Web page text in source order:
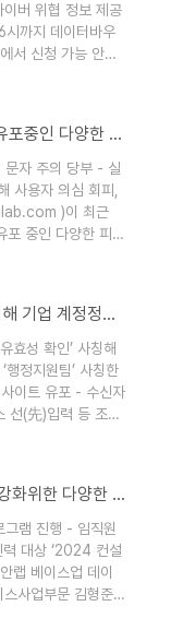
이버 위협 정보 제공
까지 데이터바우
신청 가능 안랩
5년 연속 공급기업
문에서 자사의 차세
)’에 ..
2024.03.06 안랩, 공모주 신청 내용으로 유포중인 다양한 피싱 문자 주의 당부
문자 주의 당부 - 실
사용자 의심 회피,
)이 최근
포 중인 다양한 피싱
을 사용해 사용자의
상장 예정 기업 공
약가능한 공..
2024.02.28 안랩, ‘계정 유효성 확인’ 사칭해 기업 계정정보 노리는 피싱 메일 주의 당부
효성 확인’ 사칭해
정지원팀’ 사칭한
이트 유포 - 수신자
선(先)입력 등 조직
행정 지원(Admins
제목의 피싱 메일
비..
2024.02.26 안랩, 임직원 및 파트너 역량 강화위한 다양한 프로그램 진행
그램 진행 - 임직원
대상 ‘2024 컨설
랩 베이스업 데이
사업부문 김형준